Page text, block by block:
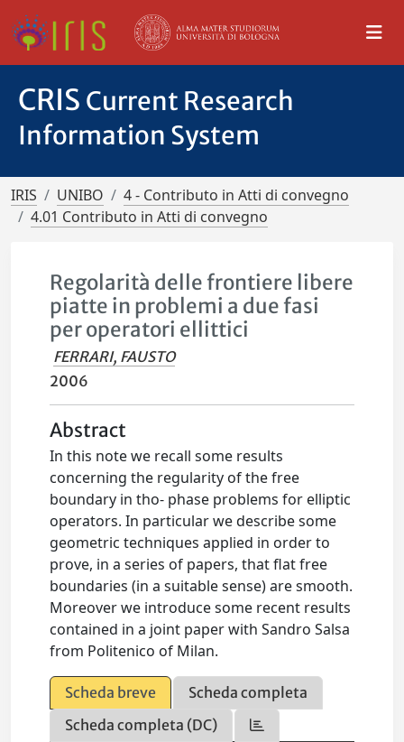
CRIS Current Research
Information System
IRIS UNIBO
4 - Contributo in Atti di convegno
4.01 Contributo in Atti di convegno
Regolarità delle frontiere libere
piatte in problemi a due fasi
per operatori ellittici
FERRARI, FAUSTO
2006
Abstract
In this note we recall some results
concerning the regularity of the free
boundary in tho- phase problems for elliptic
operators. In particular we describe some
geometric techniques applied in order to
prove, in a series of papers, that flat free
boundaries (in a suitable sense) are smooth.
Moreover we introduce some recent results
contained in a joint paper with Sandro Salsa
from Politenico of Milan.
Scheda breve
Scheda completa
Scheda completa (DC)